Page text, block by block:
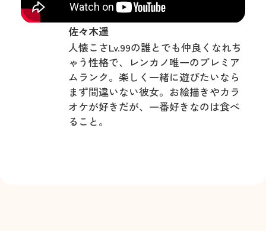
佐々木遥
人懐こさLv.99の誰とでも仲良くなれち
ゃう性格で、レンカノ唯一のプレミア
ムランク。楽しく一緒に遊びたいなら
まず間違いない彼女。お絵描きやカラ
オケが好きだが、一番好きなのは食べ
ること。